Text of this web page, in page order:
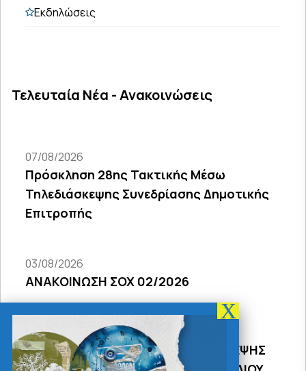
Εκδηλώσεις
Τελευταία Νέα - Ανακοινώσεις
07/08/2026
Πρόσκληση 28ης Τακτικής Μέσω
Τηλεδιάσκεψης Συνεδρίασης Δημοτικής
Επιτροπής
03/08/2026
ΑΝΑΚΟΙΝΩΣΗ ΣΟΧ 02/2026
31/07/2026
ΠΡΟΣΚΛΗΣΗ 18Σ ΜΕΣΩ ΤΗΛΕΔΙΑΣΚΕΨΗΣ